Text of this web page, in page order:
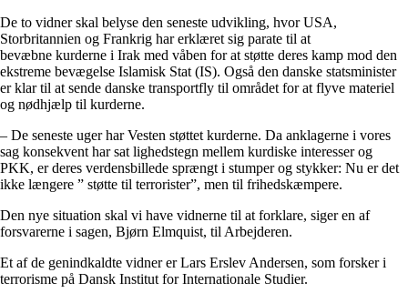
De to vidner skal belyse den seneste udvikling, hvor USA,
Storbritannien og Frankrig har erklæret sig parate til at
bevæbne kurderne i Irak med våben for at støtte deres kamp mod den
ekstreme bevægelse Islamisk Stat (IS). Også den danske statsminister
er klar til at sende danske transportfly til området for at flyve materiel
og nødhjælp til kurderne.
– De seneste uger har Vesten støttet kurderne. Da anklagerne i vores
sag konsekvent har sat lighedstegn mellem kurdiske interesser og
PKK, er deres verdensbillede sprængt i stumper og stykker: Nu er det
ikke længere ” støtte til terrorister”, men til frihedskæmpere.
Den nye situation skal vi have vidnerne til at forklare, siger en af
forsvarerne i sagen, Bjørn Elmquist, til Arbejderen.
Et af de genindkaldte vidner er Lars Erslev Andersen, som forsker i
terrorisme på Dansk Institut for Internationale Studier.